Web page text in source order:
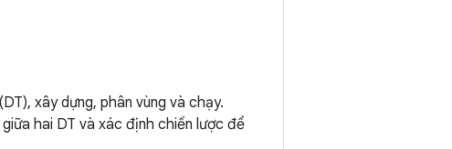
xây dựng, phân vùng và chạy.
hai DT và xác định chiến lược để